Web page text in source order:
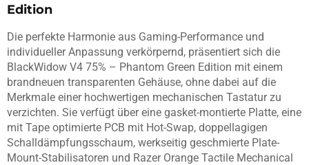
Edition
Die perfekte Harmonie aus Gaming-Performance und
individueller Anpassung verkörpernd, präsentiert sich die
BlackWidow V4 75% – Phantom Green Edition mit einem
brandneuen transparenten Gehäuse, ohne dabei auf die
Merkmale einer hochwertigen mechanischen Tastatur zu
verzichten. Sie verfügt über eine gasket-montierte Platte, eine
mit Tape optimierte PCB mit Hot-Swap, doppellagigen
Schalldämpfungsschaum, werkseitig geschmierte Plate-
Mount-Stabilisatoren und Razer Orange Tactile Mechanical